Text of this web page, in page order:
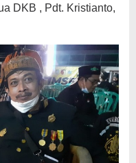
DKB , Pdt. Kristianto,